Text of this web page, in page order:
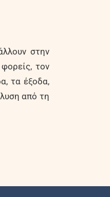
στην
τον
τα έξοδα,
από τη